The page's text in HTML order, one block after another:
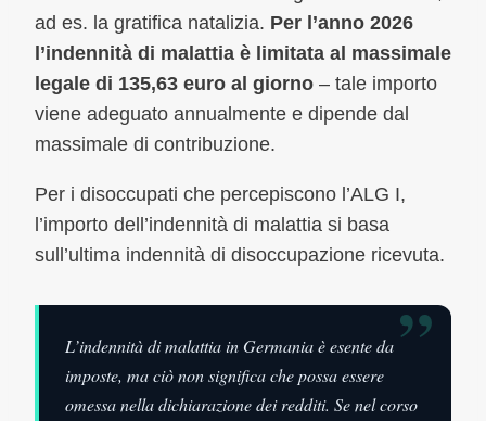
ad es. la gratifica natalizia. Per l’anno 2026
l’indennità di malattia è limitata al massimale
legale di 135,63 euro al giorno – tale importo
viene adeguato annualmente e dipende dal
massimale di contribuzione.
Per i disoccupati che percepiscono l’ALG I,
l’importo dell’indennità di malattia si basa
sull’ultima indennità di disoccupazione ricevuta.
”
L’indennità di malattia in Germania è esente da
imposte, ma ciò non significa che possa essere
omessa nella dichiarazione dei redditi. Se nel corso